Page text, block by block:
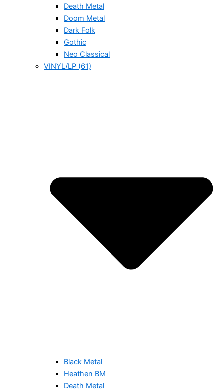
Death Metal
Doom Metal
Dark Folk
Gothic
Neo Classical
VINYL/LP (61)
Black Metal
Heathen BM
Death Metal